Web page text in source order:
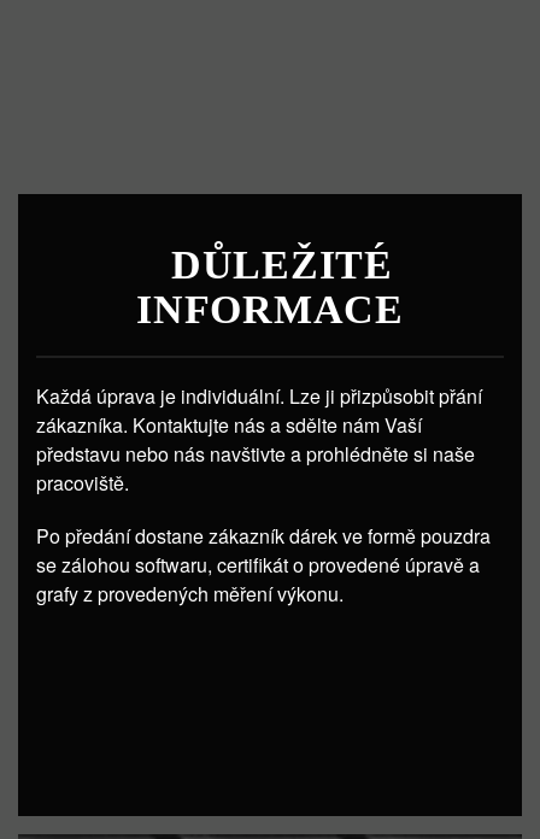
DŮLEŽITÉ
INFORMACE
Každá úprava je individuální. Lze ji přizpůsobit přání
zákazníka. Kontaktujte nás a sdělte nám Vaší
představu nebo nás navštivte a prohlédněte si naše
pracoviště.
Po předání dostane zákazník dárek ve formě pouzdra
se zálohou softwaru, certifikát o provedené úpravě a
grafy z provedených měření výkonu.